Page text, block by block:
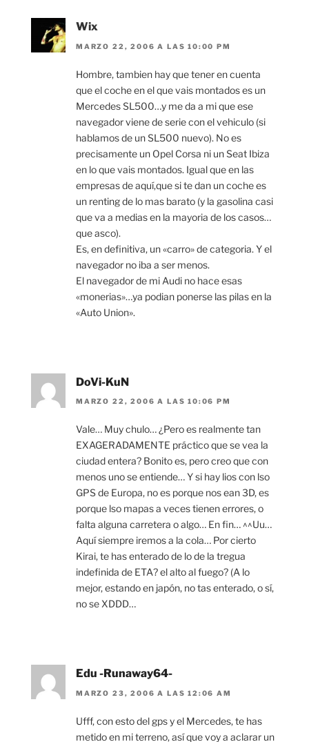
Wix
MARZO 22, 2006 A LAS 10:00 PM
Hombre, tambien hay que tener en cuenta
que el coche en el que vais montados es un
Mercedes SL500…y me da a mi que ese
navegador viene de serie con el vehiculo (si
hablamos de un SL500 nuevo). No es
precisamente un Opel Corsa ni un Seat Ibiza
en lo que vais montados. Igual que en las
empresas de aquí,que si te dan un coche es
un renting de lo mas barato (y la gasolina casi
que va a medias en la mayoria de los casos…
que asco).
Es, en definitiva, un «carro» de categoria. Y el
navegador no iba a ser menos.
El navegador de mi Audi no hace esas
«monerias»…ya podian ponerse las pilas en la
«Auto Union».
DoVi-KuN
MARZO 22, 2006 A LAS 10:06 PM
Vale… Muy chulo… ¿Pero es realmente tan
EXAGERADAMENTE práctico que se vea la
ciudad entera? Bonito es, pero creo que con
menos uno se entiende… Y si hay lios con lso
GPS de Europa, no es porque nos ean 3D, es
porque lso mapas a veces tienen errores, o
falta alguna carretera o algo… En fin… ^^Uu…
Aquí siempre iremos a la cola… Por cierto
Kirai, te has enterado de lo de la tregua
indefinida de ETA? el alto al fuego? (A lo
mejor, estando en japón, no tas enterado, o sí,
no se XDDD…
Edu -Runaway64-
MARZO 23, 2006 A LAS 12:06 AM
Ufff, con esto del gps y el Mercedes, te has
metido en mi terreno, así que voy a aclarar un